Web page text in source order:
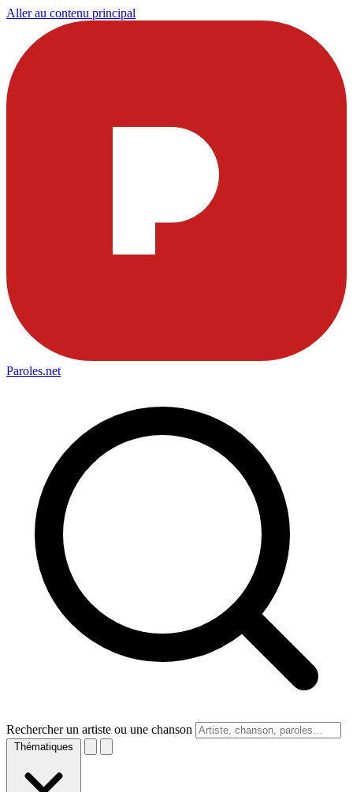
Aller au contenu principal
Paroles.net
Rechercher un artiste ou une chanson
Thématiques